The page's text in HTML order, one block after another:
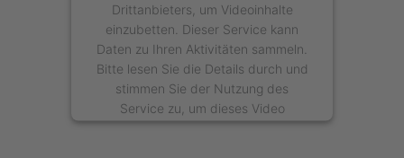
Drittanbieters, um Videoinhalte
einzubetten. Dieser Service kann
Daten zu Ihren Aktivitäten sammeln.
Bitte lesen Sie die Details durch und
stimmen Sie der Nutzung des
Service zu, um dieses Video
anzusehen.